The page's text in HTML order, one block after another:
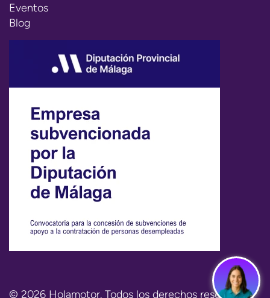
Eventos
Blog
© 2026 Holamotor. Todos los derechos reservados.